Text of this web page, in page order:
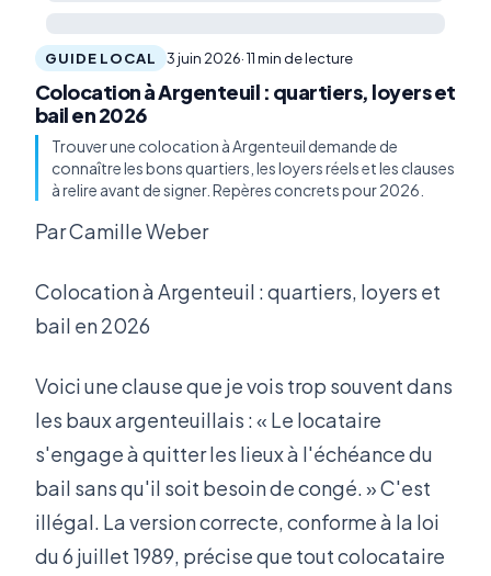
GUIDE LOCAL 3 juin 2026· 11 min de lecture
Colocation à Argenteuil : quartiers, loyers et
bail en 2026
Trouver une colocation à Argenteuil demande de
connaître les bons quartiers, les loyers réels et les clauses
à relire avant de signer. Repères concrets pour 2026.
Par Camille Weber
Colocation à Argenteuil : quartiers, loyers et
bail en 2026
Voici une clause que je vois trop souvent dans
les baux argenteuillais : « Le locataire
s'engage à quitter les lieux à l'échéance du
bail sans qu'il soit besoin de congé. » C'est
illégal. La version correcte, conforme à la loi
du 6 juillet 1989, précise que tout colocataire